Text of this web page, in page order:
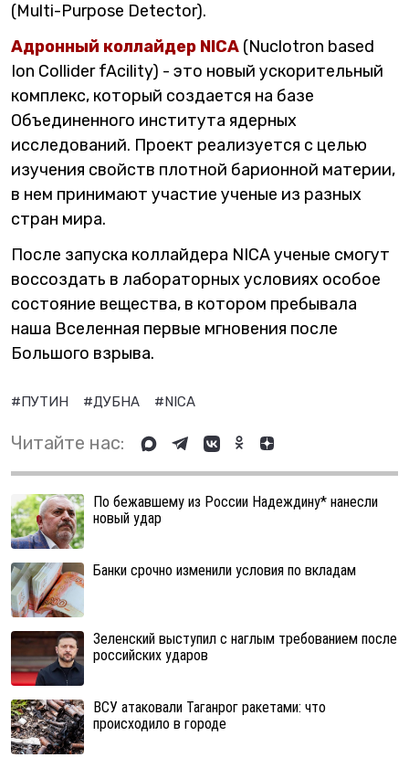
(Multi-Purpose Detector).
Адронный коллайдер NICA (Nuclotron based
Ion Collider fAcility) - это новый ускорительный
комплекс, который создается на базе
Объединенного института ядерных
исследований. Проект реализуется с целью
изучения свойств плотной барионной материи,
в нем принимают участие ученые из разных
стран мира.
После запуска коллайдера NICA ученые смогут
воссоздать в лабораторных условиях особое
состояние вещества, в котором пребывала
наша Вселенная первые мгновения после
Большого взрыва.
#ПУТИН #ДУБНА #NICA
Читайте нас:
По бежавшему из России Надеждину* нанесли
новый удар
Банки срочно изменили условия по вкладам
Зеленский выступил с наглым требованием после
российских ударов
ВСУ атаковали Таганрог ракетами: что
происходило в городе